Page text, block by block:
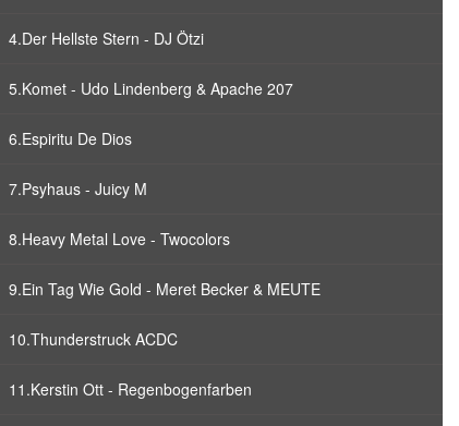
4.Der Hellste Stern - DJ Ötzi
5.Komet - Udo Lindenberg & Apache 207
6.Espiritu De Dios
7.Psyhaus - Juicy M
8.Heavy Metal Love - Twocolors
9.Ein Tag Wie Gold - Meret Becker & MEUTE
10.Thunderstruck ACDC
11.Kerstin Ott - Regenbogenfarben